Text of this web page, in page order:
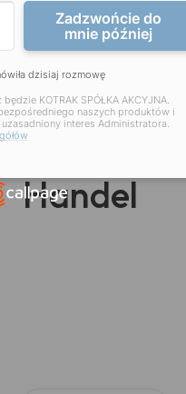
Systemy dla firm
Handel
Numer telefonu
Podaj poprawny numer
Zadzwońcie do
mnie później
dzisiaj rozmowę
KOTRAK SPÓŁKA AKCYJNA.
naszych produktów i
interes Administratora.